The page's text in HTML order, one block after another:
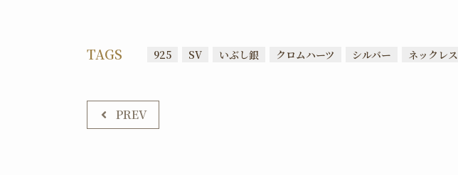
TAGS 925 SV いぶし銀 クロムハーツ シルバー ネックレス
PREV